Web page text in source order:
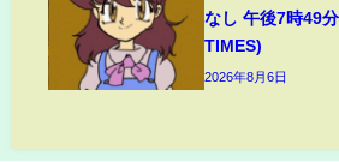
なし 午後7時49
TIMES)
2026年8月6日